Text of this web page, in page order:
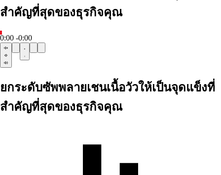
สำคัญที่สุดของธุรกิจคุณ
0:00 -0:00
ยกระดับซัพพลายเชนเนื้อวัวให้เป็นจุดแข็งที่
สำคัญที่สุดของธุรกิจคุณ